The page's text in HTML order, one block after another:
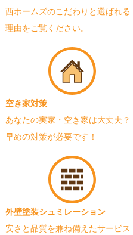
西ホームズのこだわりと選ばれる
理由をご覧ください。
空き家対策
あなたの実家・空き家は大丈夫？
早めの対策が必要です！
外壁塗装シュミレーション
安さと品質を兼ね備えたサービス